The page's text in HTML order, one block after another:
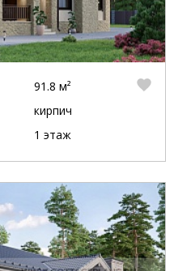
91.8 м²
кирпич
1 этаж